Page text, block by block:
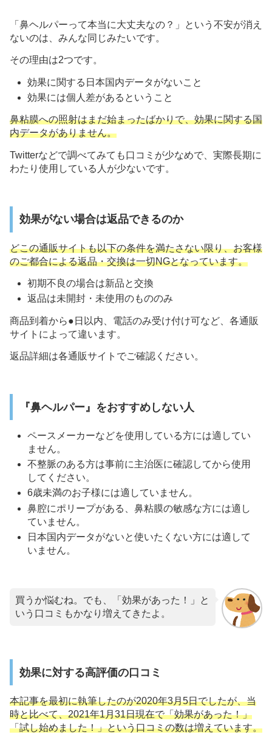
「鼻ヘルパーって本当に大丈夫なの？」という不安が消え
ないのは、みんな同じみたいです。
その理由は2つです。
効果に関する日本国内データがないこと
効果には個人差があるということ
鼻粘膜への照射はまだ始まったばかりで、効果に関する国
内データがありません。
Twitterなどで調べてみても口コミが少なめで、実際長期に
わたり使用している人が少ないです。
効果がない場合は返品できるのか
どこの通販サイトも以下の条件を満たさない限り、お客様
のご都合による返品・交換は一切NGとなっています。
初期不良の場合は新品と交換
返品は未開封・未使用のもののみ
商品到着から●日以内、電話のみ受け付け可など、各通販
サイトによって違います。
返品詳細は各通販サイトでご確認ください。
『鼻ヘルパー』をおすすめしない人
ペースメーカーなどを使用している方には適してい
ません。
不整脈のある方は事前に主治医に確認してから使用
してください。
6歳未満のお子様には適していません。
鼻腔にポリープがある、鼻粘膜の敏感な方には適し
ていません。
日本国内データがないと使いたくない方には適して
いません。
買うか悩むね。でも、「効果があった！」と
いう口コミもかなり増えてきたよ。
効果に対する高評価の口コミ
本記事を最初に執筆したのが2020年3月5日でしたが、当
時と比べて、2021年1月31日現在で「効果があった！」
「試し始めました！」という口コミの数は増えています。